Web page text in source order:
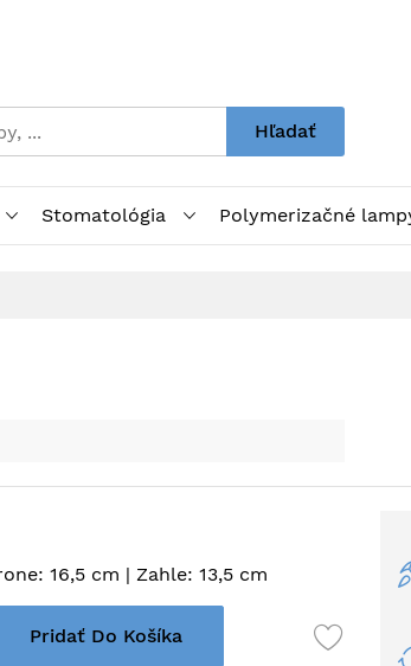
Hľadať
Stomatológia Polymerizačné
16,5 cm | Zahle: 13,5 cm
Pridať Do Košíka